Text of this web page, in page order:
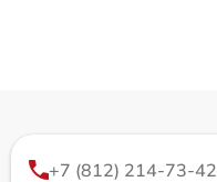
+7 (812) 214-73-42